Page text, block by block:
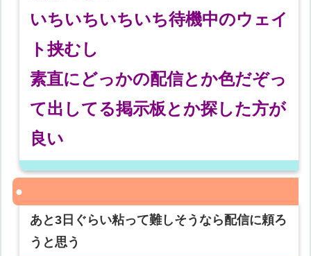
いちいちいちいち待機中のウェイ
ト挟むし
素直にどっかの配信とか色だぞっ
て出してる掲示板とか探した方が
良い
あと3日ぐらい粘って難しそうなら配信に頼ろ
うと思う